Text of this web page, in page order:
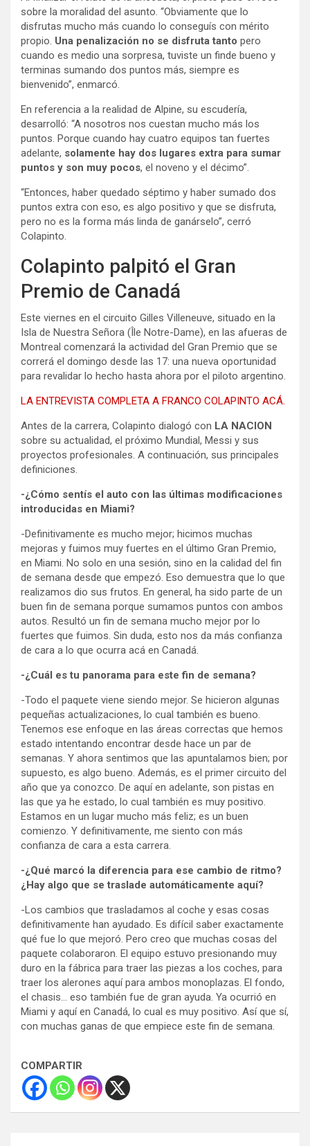
sobre la moralidad del asunto. “Obviamente que lo
disfrutas mucho más cuando lo conseguís con mérito
propio. Una penalización no se disfruta tanto pero
cuando es medio una sorpresa, tuviste un finde bueno y
terminas sumando dos puntos más, siempre es
bienvenido”, enmarcó.
En referencia a la realidad de Alpine, su escudería,
desarrolló: “A nosotros nos cuestan mucho más los
puntos. Porque cuando hay cuatro equipos tan fuertes
adelante, solamente hay dos lugares extra para sumar
puntos y son muy pocos, el noveno y el décimo”.
“Entonces, haber quedado séptimo y haber sumado dos
puntos extra con eso, es algo positivo y que se disfruta,
pero no es la forma más linda de ganárselo”, cerró
Colapinto.
Colapinto palpitó el Gran
Premio de Canadá
Este viernes en el circuito Gilles Villeneuve, situado en la
Isla de Nuestra Señora (Île Notre-Dame), en las afueras de
Montreal comenzará la actividad del Gran Premio que se
correrá el domingo desde las 17: una nueva oportunidad
para revalidar lo hecho hasta ahora por el piloto argentino.
LA ENTREVISTA COMPLETA A FRANCO COLAPINTO ACÁ.
Antes de la carrera, Colapinto dialogó con LA NACION
sobre su actualidad, el próximo Mundial, Messi y sus
proyectos profesionales. A continuación, sus principales
definiciones.
-¿Cómo sentís el auto con las últimas modificaciones
introducidas en Miami?
-Definitivamente es mucho mejor; hicimos muchas
mejoras y fuimos muy fuertes en el último Gran Premio,
en Miami. No solo en una sesión, sino en la calidad del fin
de semana desde que empezó. Eso demuestra que lo que
realizamos dio sus frutos. En general, ha sido parte de un
buen fin de semana porque sumamos puntos con ambos
autos. Resultó un fin de semana mucho mejor por lo
fuertes que fuimos. Sin duda, esto nos da más confianza
de cara a lo que ocurra acá en Canadá.
-¿Cuál es tu panorama para este fin de semana?
-Todo el paquete viene siendo mejor. Se hicieron algunas
pequeñas actualizaciones, lo cual también es bueno.
Tenemos ese enfoque en las áreas correctas que hemos
estado intentando encontrar desde hace un par de
semanas. Y ahora sentimos que las apuntalamos bien; por
supuesto, es algo bueno. Además, es el primer circuito del
año que ya conozco. De aquí en adelante, son pistas en
las que ya he estado, lo cual también es muy positivo.
Estamos en un lugar mucho más feliz; es un buen
comienzo. Y definitivamente, me siento con más
confianza de cara a esta carrera.
-¿Qué marcó la diferencia para ese cambio de ritmo?
¿Hay algo que se traslade automáticamente aquí?
-Los cambios que trasladamos al coche y esas cosas
definitivamente han ayudado. Es difícil saber exactamente
qué fue lo que mejoró. Pero creo que muchas cosas del
paquete colaboraron. El equipo estuvo presionando muy
duro en la fábrica para traer las piezas a los coches, para
traer los alerones aquí para ambos monoplazas. El fondo,
el chasis… eso también fue de gran ayuda. Ya ocurrió en
Miami y aquí en Canadá, lo cual es muy positivo. Así que sí,
con muchas ganas de que empiece este fin de semana.
COMPARTIR